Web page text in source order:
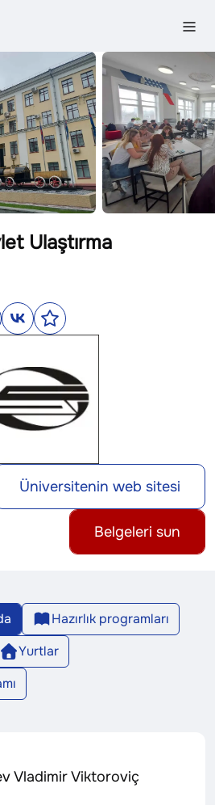
Ulaştırma
Üniversitenin web sitesi
Belgeleri sun
Hazırlık programları
Yurtlar
Vladimir Viktoroviç